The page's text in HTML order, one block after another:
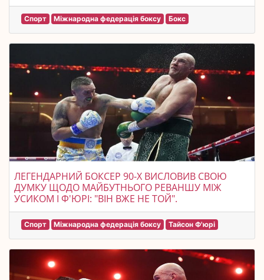
Спорт Міжнародна федерація боксу Бокс
ЛЕГЕНДАРНИЙ БОКСЕР 90-Х ВИСЛОВИВ СВОЮ
ДУМКУ ЩОДО МАЙБУТНЬОГО РЕВАНШУ МІЖ
УСИКОМ І Ф'ЮРІ: "ВІН ВЖЕ НЕ ТОЙ".
Спорт Міжнародна федерація боксу Тайсон Ф'юрі